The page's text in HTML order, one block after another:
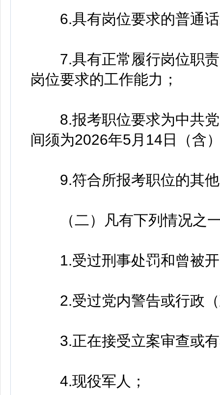
6.具有岗位要求的普通话
7.具有正常履行岗位职责
岗位要求的工作能力；
8.报考职位要求为中共党
间须为2026年5月14日（含
9.符合所报考职位的其他
（二）凡有下列情况之一
1.受过刑事处罚和曾被开
2.受过党内警告或行政（
3.正在接受立案审查或有
4.现役军人；